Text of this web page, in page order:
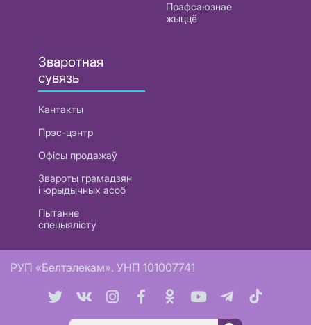
Прафсаюзнае
жыццё
Зваротная
сувязь
Кантакты
Прэс-цэнтр
Офісы продажаў
Звароты грамадзян
і юрыдычных асоб
Пытанне
спецыялісту
РУП «Белтэлекам». УНП 101007741